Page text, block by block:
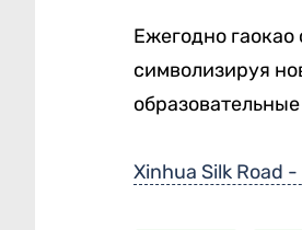
Ежегодно
символизируя
Xinhua Silk Road